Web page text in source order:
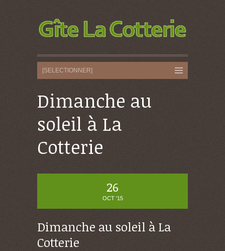
Dimanche au
soleil à La
Cotterie
26
OCT '15
Dimanche au soleil à La
Cotterie